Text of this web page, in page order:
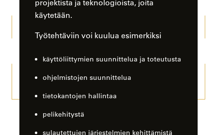
projektista ja teknologioista, joita
käytetään.
Työtehtäviin voi kuulua esimerkiksi
käyttöliittymien suunnittelua ja toteutusta
ohjelmistojen suunnittelua
tietokantojen hallintaa
pelikehitystä
sulautettujen järjestelmien kehittämistä